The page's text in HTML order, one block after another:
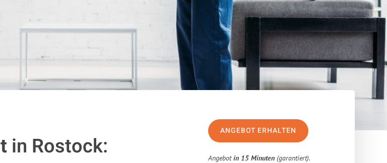
in Rostock:
ANGEBOT ERHALTEN
Angebotin 15 Minuten (garantiert).